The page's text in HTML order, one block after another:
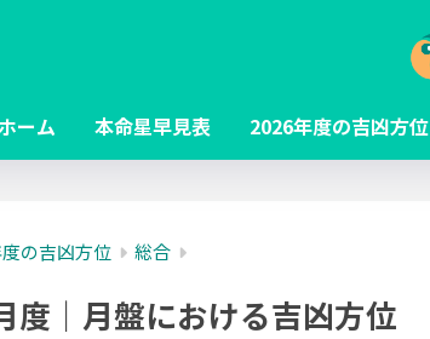
ーム 本命星早見表 2026年度の吉凶方位
の吉凶方位 総合
度｜月盤における吉凶方位